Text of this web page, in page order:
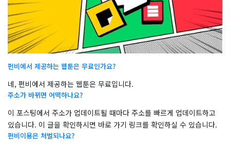
펀비에서 제공하는 웹툰은 무료인가요?
네, 펀비에서 제공하는 웹툰은 무료입니다.
주소가 바뀌면 어떡하나요?
이 포스팅에서 주소가 업데이트될 때마다 주소를 빠르게 업데이트하고
있습니다. 이 글을 확인하시면 바로 가기 링크를 확인하실 수 있습니다.
펀비이용은 처벌되나요?